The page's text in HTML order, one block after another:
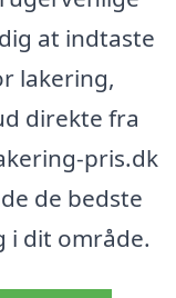
at indtaste
lakering,
direkte fra
pris.dk
de bedste
i dit område.